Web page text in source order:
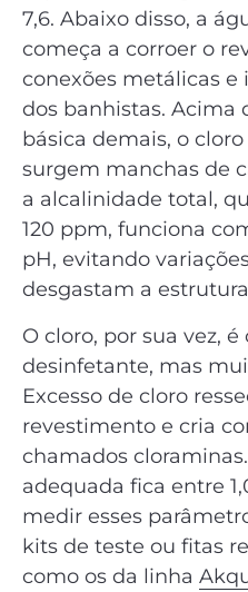
7,6. Abaixo disso, a
começa a corroer o
conexões metálicas e
dos banhistas. Acima
básica demais, o
surgem manchas de
a alcalinidade total,
120 ppm, funciona
pH, evitando
desgastam a
O cloro, por sua vez,
desinfetante, mas
Excesso de cloro
revestimento e cria
chamados
adequada fica entre
medir esses
kits de teste ou fitas
como os da linha